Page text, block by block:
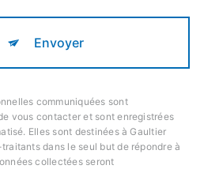
Envoyer
communiquées sont
vous contacter et sont enregistrées
Elles sont destinées à Gaultier
dans le seul but de répondre à
collectées seront